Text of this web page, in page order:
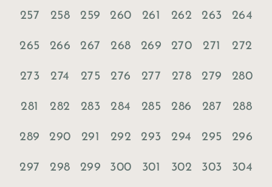
257 258 259 260 261 262 263 264
265 266 267 268 269 270 271 272
273 274 275 276 277 278 279 280
281 282 283 284 285 286 287 288
289 290 291 292 293 294 295 296
297 298 299 300 301 302 303 304